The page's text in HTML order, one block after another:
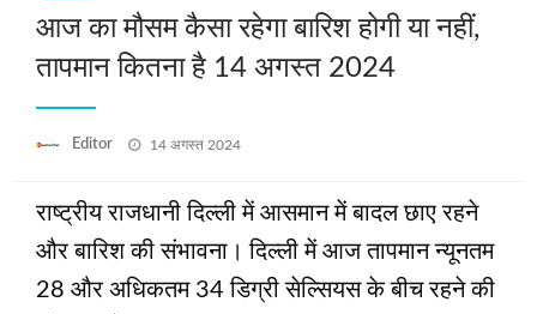
आज का मौसम कैसा रहेगा बारिश होगी या नहीं,
तापमान कितना है 14 अगस्त 2024
Editor
Posted
14 अगस्त 2024
राष्‍ट्रीय राजधानी दिल्‍ली में आसमान में बादल छाए रहने
और बारिश की संभावना। दिल्‍ली में आज तापमान न्‍यूनतम
28 और अधिकतम 34 डिग्री सेल्सियस के बीच रहने की